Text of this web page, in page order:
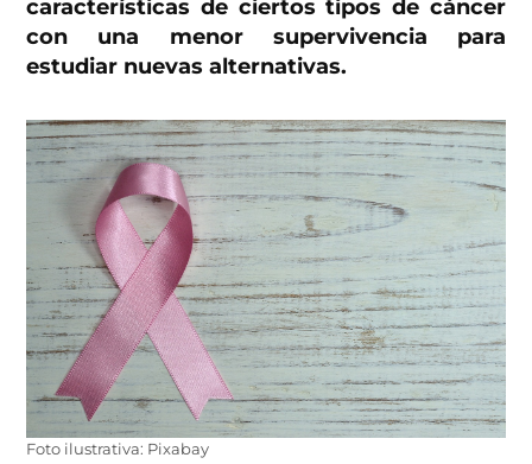
características de ciertos tipos de cáncer
con una menor supervivencia para
estudiar nuevas alternativas.
Foto ilustrativa: Pixabay